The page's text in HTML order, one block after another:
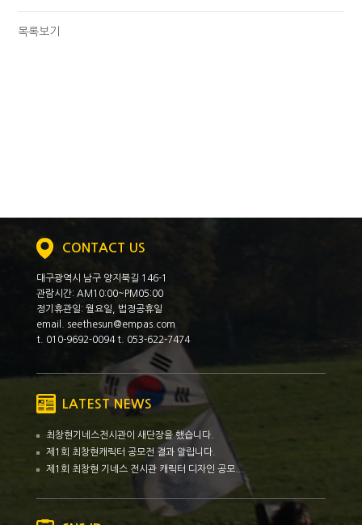
목록보기
CONTACT US
대구광역시 남구 양지북길 146-1
관람시간: AM10:00~PM05:00
정기휴관일: 월요일, 법정공휴일
email. seethesun@empas.com
t. 010-9692-0094 t. 053-622-7474
LATEST NEWS
최창현기네스전시관이 새단장을 했습니다.
제1회 최창현캐릭터 공모전 결과 알립니다.
제1회 최창현 기네스 전시관 캐릭터 디자인 공모...